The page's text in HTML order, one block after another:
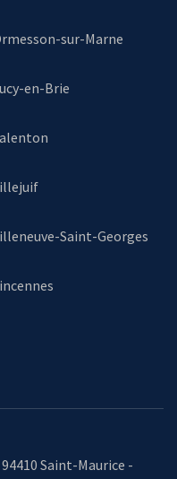
sur-Marne
en-Brie
Saint-Georges
Saint-Maurice -